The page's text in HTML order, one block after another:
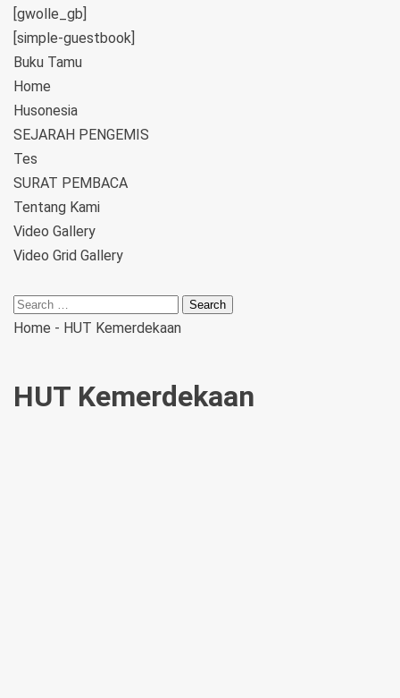
[gwolle_gb]
[simple-guestbook]
Buku Tamu
Home
Husonesia
SEJARAH PENGEMIS
Tes
SURAT PEMBACA
Tentang Kami
Video Gallery
Video Grid Gallery
Home - HUT Kemerdekaan
HUT Kemerdekaan